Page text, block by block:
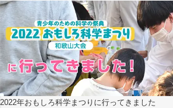
2022年おもしろ科学まつりに行ってきました